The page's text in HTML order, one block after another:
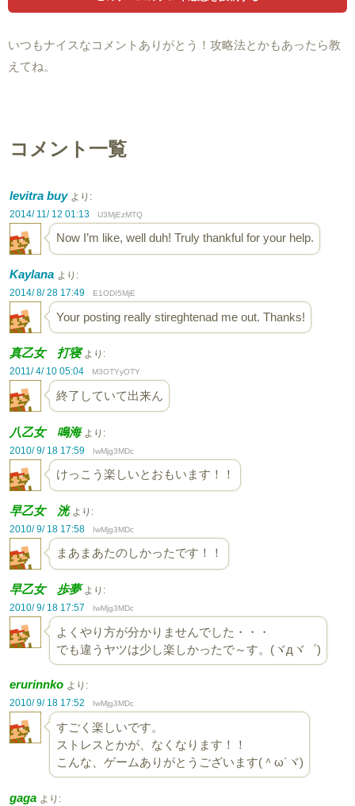
いつもナイスなコメントありがとう！攻略法とかもあったら教
えてね。
コメント一覧
levitra buy より:
2014/ 11/ 12 01:13
U3MjEzMTQ
Now I’m like, well duh! Truly thankful for your help.
Kaylana より:
2014/ 8/ 28 17:49
E1ODI5MjE
Your posting really stireghtenad me out. Thanks!
真乙女 打寝 より:
2011/ 4/ 10 05:04
M3OTYyOTY
終了していて出来ん
八乙女 鳴海 より:
2010/ 9/ 18 17:59
IwMjg3MDc
けっこう楽しいとおもいます！！
早乙女 洸 より:
2010/ 9/ 18 17:58
IwMjg3MDc
まあまあたのしかったです！！
早乙女 歩夢 より:
2010/ 9/ 18 17:57
IwMjg3MDc
よくやり方が分かりませんでした・・・
でも違うヤツは少し楽しかったで～す。(ヾдヾ゜)
erurinnko より:
2010/ 9/ 18 17:52
IwMjg3MDc
すごく楽しいです。
ストレスとかが、なくなります！！
こんな、ゲームありがとうございます(＾ω´ヾ)
gaga より: